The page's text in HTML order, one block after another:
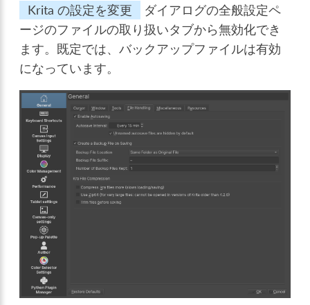
Krita の設定を変更
ダイアログの全般設定ペ
ージのファイルの取り扱いタブから無効化でき
ます。既定では、バックアップファイルは有効
になっています。